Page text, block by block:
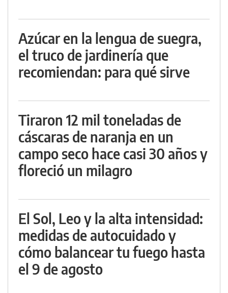
Azúcar en la lengua de suegra,
el truco de jardinería que
recomiendan: para qué sirve
Tiraron 12 mil toneladas de
cáscaras de naranja en un
campo seco hace casi 30 años y
floreció un milagro
El Sol, Leo y la alta intensidad:
medidas de autocuidado y
cómo balancear tu fuego hasta
el 9 de agosto